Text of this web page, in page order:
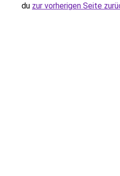
du zur vorherigen Seite